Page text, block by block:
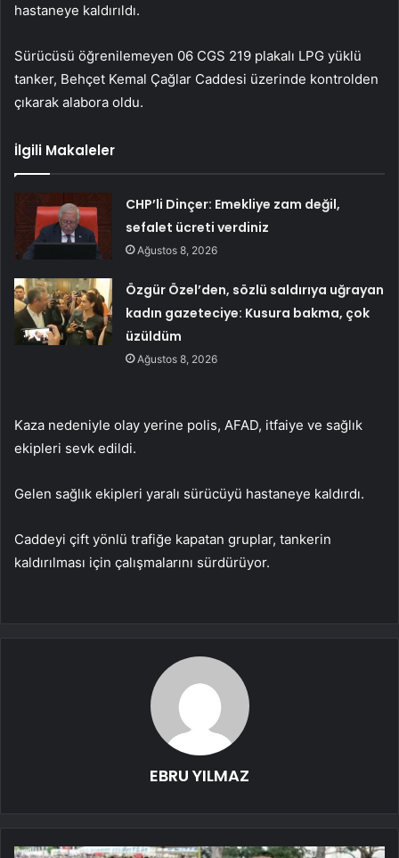
hastaneye kaldırıldı.
Sürücüsü öğrenilemeyen 06 CGS 219 plakalı LPG yüklü
tanker, Behçet Kemal Çağlar Caddesi üzerinde kontrolden
çıkarak alabora oldu.
İlgili Makaleler
CHP’li Dinçer: Emekliye zam değil,
sefalet ücreti verdiniz
Ağustos 8, 2026
Özgür Özel’den, sözlü saldırıya uğrayan
kadın gazeteciye: Kusura bakma, çok
üzüldüm
Ağustos 8, 2026
Kaza nedeniyle olay yerine polis, AFAD, itfaiye ve sağlık
ekipleri sevk edildi.
Gelen sağlık ekipleri yaralı sürücüyü hastaneye kaldırdı.
Caddeyi çift yönlü trafiğe kapatan gruplar, tankerin
kaldırılması için çalışmalarını sürdürüyor.
EBRU YILMAZ